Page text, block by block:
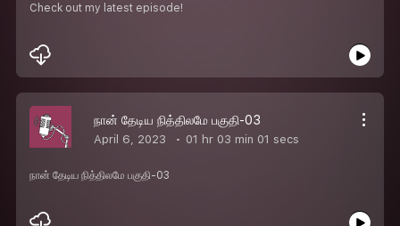
Check out my latest episode!
நான் தேடிய நித்திலமே பகுதி-03
April 6, 2023 01 hr 03 min 01 secs
நான் தேடிய நித்திலமே பகுதி-03